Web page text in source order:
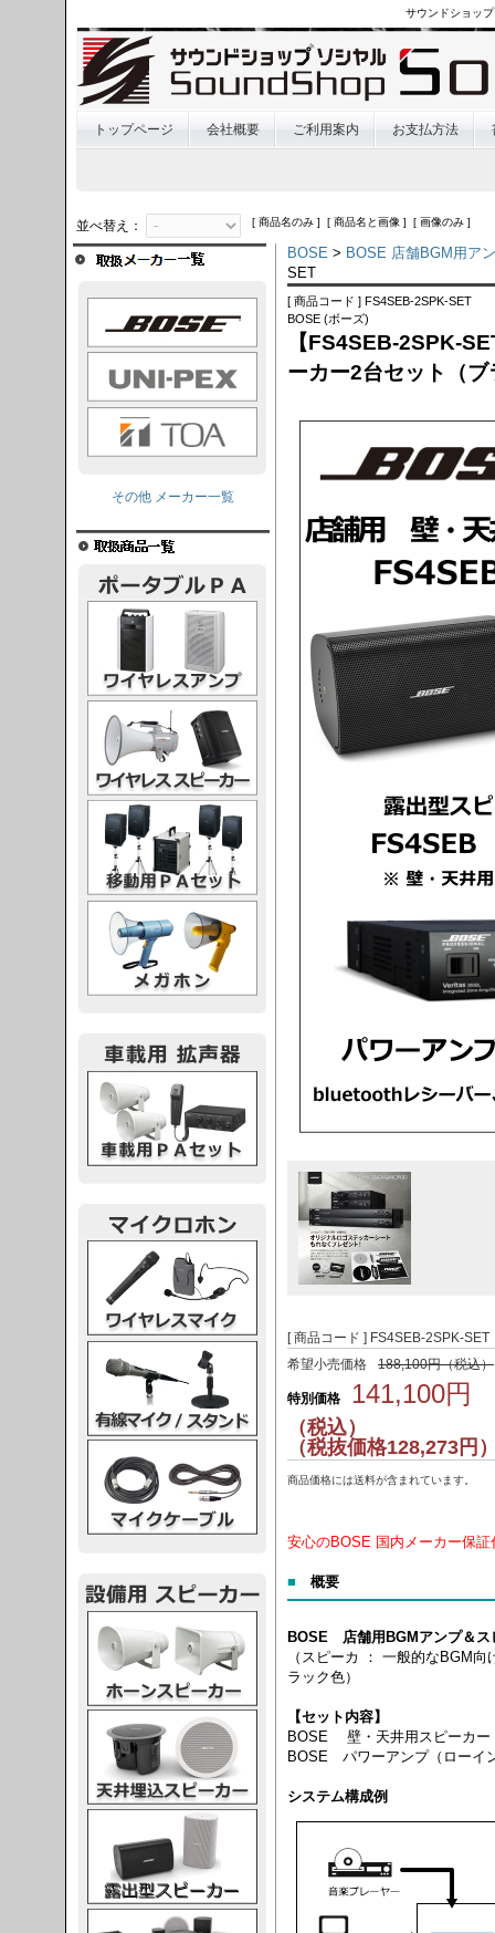
サウンドショッ
トップページ 会社概要 ご利用案内 お支払方法
並べ替え： [ 商品名のみ ] [ 商品名と画像 ] [ 画像のみ ]
BOSE > BOSE 店舗BGM用ア
SET
[ 商品コード ] FS4SEB-2SPK-SET
BOSE (ボーズ)
【FS4SEB-2SPK-
ーカー2台セット（
[ 商品コード ] FS4SEB-2SPK-SET
希望小売価格
188,100円（税込）
特別価格 141,100円
（税込）
（税抜価格128,273円
商品価格には送料が含まれています。
安心のBOSE 国内メーカー保
■ 概要
BOSE 店舗用BGMアンプ＆ス
（スピーカ ： 一般的なBGM
ラック色）
【セット内容】
BOSE 壁・天井用スピーカー
BOSE パワーアンプ（ローイ
システム構成例
その他 メーカー一覧